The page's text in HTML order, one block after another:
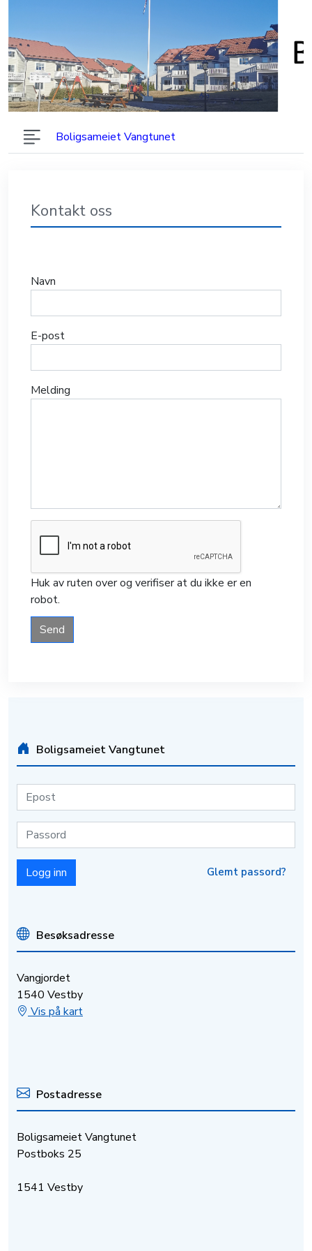
Boligsameiet Vangtunet
Kontakt oss
Navn
E-post
Melding
Huk av ruten over og verifiser at du ikke er en
robot.
Send
Boligsameiet Vangtunet
Glemt passord?
Besøksadresse
Vangjordet
1540 Vestby
Vis på kart
Postadresse
Boligsameiet Vangtunet
Postboks 25
1541 Vestby